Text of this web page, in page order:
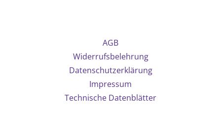
AGB
Widerrufsbelehrung
Datenschutzerklärung
Impressum
Technische Datenblätter